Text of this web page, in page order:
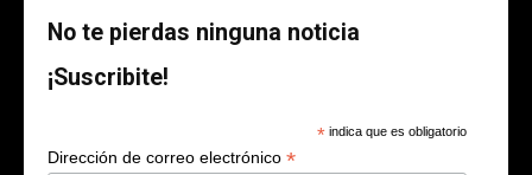
No te pierdas ninguna noticia
¡Suscribite!
* indica que es obligatorio
Dirección de correo electrónico *